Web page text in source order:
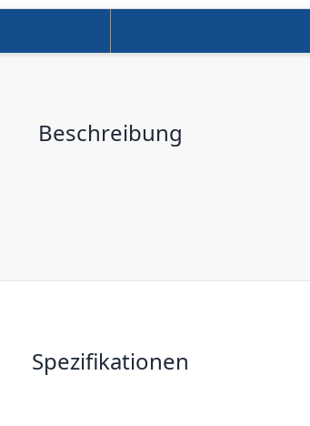
Beschreibung
Spezifikationen